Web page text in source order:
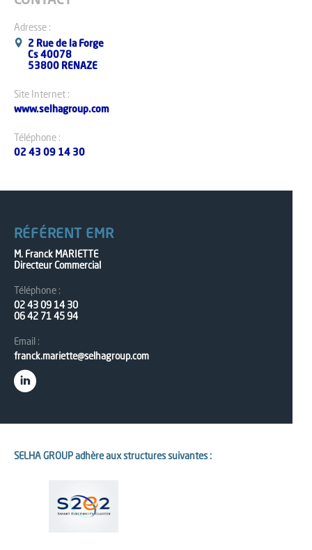
Adresse :
2 Rue de la Forge
Cs 40078
53800 RENAZE
Site Internet :
www.selhagroup.com
Téléphone :
02 43 09 14 30
RÉFÉRENT EMR
M. Franck MARIETTE
Directeur Commercial
Téléphone :
02 43 09 14 30
06 42 71 45 94
Email :
franck.mariette@selhagroup.com
SELHA GROUP adhère aux structures suivantes :